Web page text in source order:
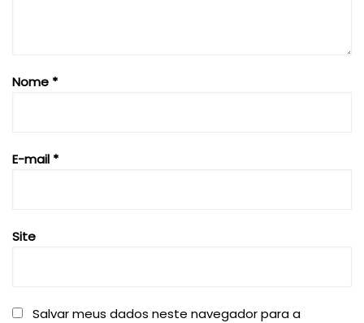
Nome *
E-mail *
Site
Salvar meus dados neste navegador para a